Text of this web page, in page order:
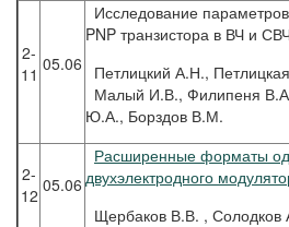
2-
11 05.06
Исследование
PNP транзистора в ВЧ и
Петлицкий А.Н.,
Малый И.В., Филипеня
Ю.А., Борздов В.М.
2-
12 05.06
Расширенные форматы
двухэлектродного
Щербаков В.В. , Солодков